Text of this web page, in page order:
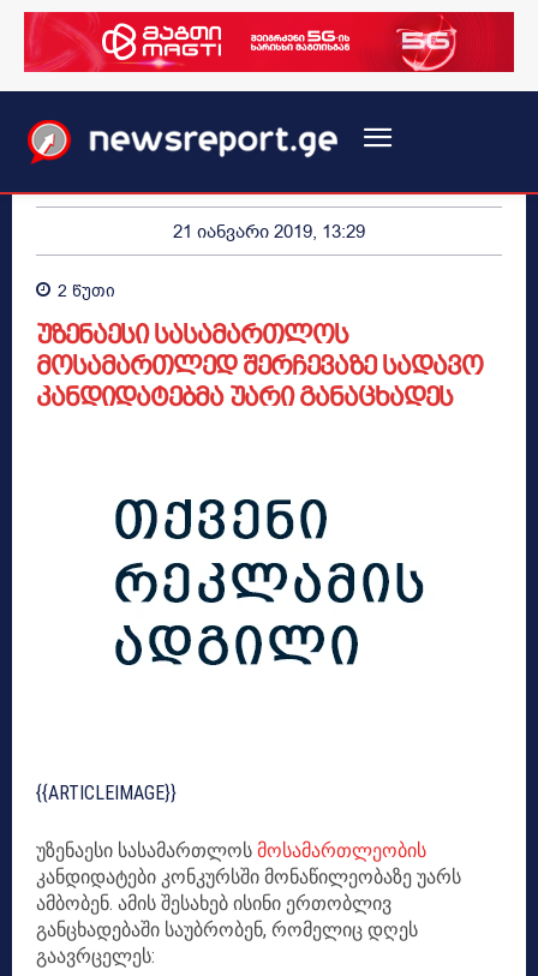
21 იანვარი 2019, 13:29
2 წუთი
უზენაესი სასამართლოს
მოსამართლედ შერჩევაზე სადავო
კანდიდატებმა უარი განაცხადეს
{{ARTICLEIMAGE}}
უზენაესი სასამართლოს მოსამართლეობის
კანდიდატები კონკურსში მონაწილეობაზე უარს
ამბობენ. ამის შესახებ ისინი ერთობლივ
განცხადებაში საუბრობენ, რომელიც დღეს
გაავრცელეს: